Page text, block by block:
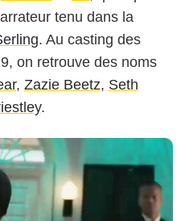
tenu dans la
. Au casting des
on retrouve des noms
, Zazie Beetz, Seth
.